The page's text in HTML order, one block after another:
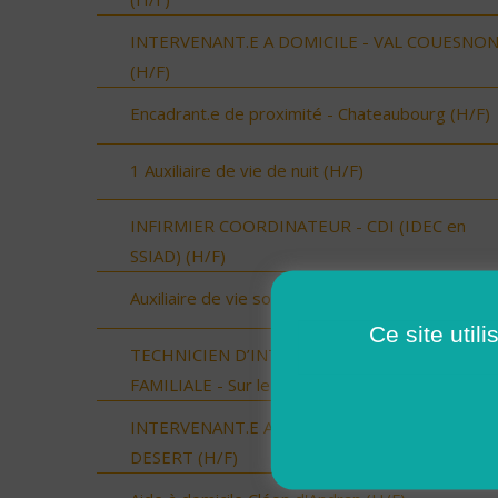
INTERVENANT.E A DOMICILE - VAL COUESNON
(H/F)
Encadrant.e de proximité - Chateaubourg (H/F)
1 Auxiliaire de vie de nuit (H/F)
INFIRMIER COORDINATEUR - CDI (IDEC en
SSIAD) (H/F)
Auxiliaire de vie sociale Cléon d'Andran (H/F)
TECHNICIEN D’INTERVENTION SOCIALE ET
FAMILIALE - Sur le Sud du Loir et Cher (H/F)
INTERVENANT.E A DOMICILE - LOUVIGNE DU
DESERT (H/F)
Ce site